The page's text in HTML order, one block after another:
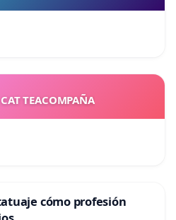
TEACOMPAÑA
cómo profesión